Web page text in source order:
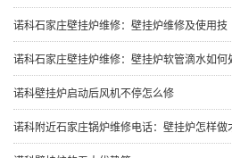
诺科石家庄壁挂炉维修：壁挂炉维修及使用技
诺科石家庄壁挂炉维修：壁挂炉软管滴水如何
诺科壁挂炉启动后风机不停怎么修
诺科附近石家庄锅炉维修电话：壁挂炉怎样做